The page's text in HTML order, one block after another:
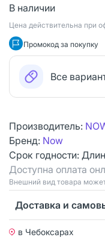
В наличии
Цена действительна при
Промокод за покупку
Все
Производитель:
Бренд: Now
Срок годности:
Доступна оплата
Bнешний вид товара
Доставка и
в Чебоксарах